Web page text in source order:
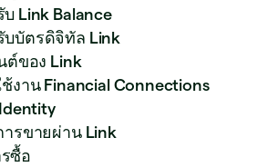
Link Balance
บัตรดิจิทัล Link
ต์ของ Link
งาน Financial Connections
รขายผ่าน Link
ซื้อ